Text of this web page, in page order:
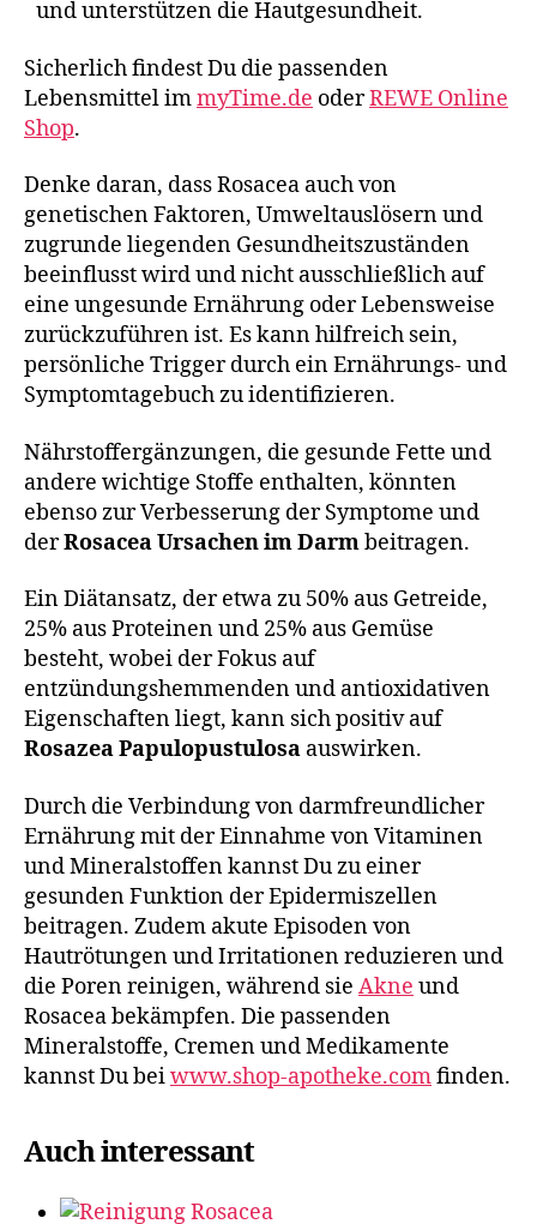
und unterstützen die Hautgesundheit.
Sicherlich findest Du die passenden
Lebensmittel immyTime.de oderREWE Online
Shop.
Denke daran, dass Rosacea auch von
genetischen Faktoren, Umweltauslösern und
zugrunde liegenden Gesundheitszuständen
beeinflusst wird und nicht ausschließlich auf
eine ungesunde Ernährung oder Lebensweise
zurückzuführen ist. Es kann hilfreich sein,
persönliche Trigger durch ein Ernährungs- und
Symptomtagebuch zu identifizieren.
Nährstoffergänzungen, die gesunde Fette und
andere wichtige Stoffe enthalten, könnten
ebenso zur Verbesserung der Symptome und
derRosacea Ursachen im Darmbeitragen.
Ein Diätansatz, der etwa zu 50% aus Getreide,
25% aus Proteinen und 25% aus Gemüse
besteht, wobei der Fokus auf
entzündungshemmenden und antioxidativen
Eigenschaften liegt, kann sich positiv auf
Rosazea Papulopustulosa auswirken.
Durch die Verbindung von darmfreundlicher
Ernährung mit der Einnahme von Vitaminen
und Mineralstoffen kannst Du zu einer
gesunden Funktion der Epidermiszellen
beitragen. Zudem akute Episoden von
Hautrötungen und Irritationen reduzieren und
die Poren reinigen, während sie Akne und
Rosacea bekämpfen. Die passenden
Mineralstoffe, Cremen und Medikamente
kannst Du beiwww.shop-apotheke.comfinden.
Auch interessant